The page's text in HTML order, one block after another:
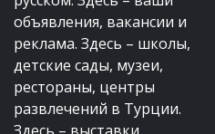
объявления, вакансии и
реклама. Здесь – школы,
детские сады, музеи,
рестораны, центры
развлечений в Турции.